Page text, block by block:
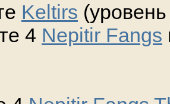
Keltirs
4 Nepitir Fangs